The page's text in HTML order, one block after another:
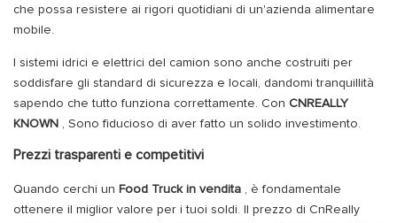
che possa resistere ai rigori quotidiani di un'azienda alimentare
mobile.
I sistemi idrici e elettrici del camion sono anche costruiti per
soddisfare gli standard di sicurezza e locali, dandomi tranquillità
sapendo che tutto funziona correttamente. Con CNREALLY
KNOWN , Sono fiducioso di aver fatto un solido investimento.
Prezzi trasparenti e competitivi
Quando cerchi un Food Truck in vendita , è fondamentale
ottenere il miglior valore per i tuoi soldi. Il prezzo di CnReally